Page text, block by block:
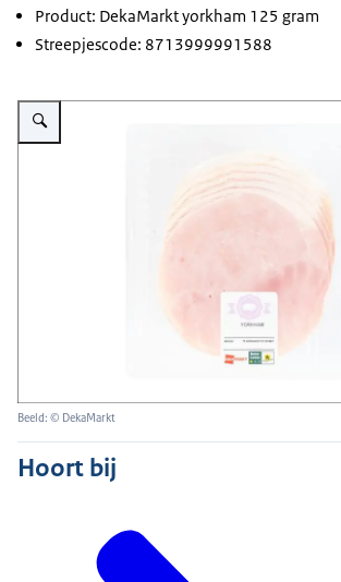
Product: DekaMarkt yorkham 125 gram
Streepjescode: 8713999991588
Vergroot afbeelding Yorkham
Beeld: © DekaMarkt
Hoort bij